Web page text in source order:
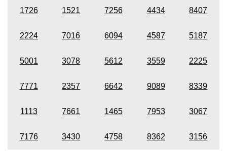
1726 1521 7256 4434 8407
2224 7016 6094 4587 5187
5001 3078 5612 3559 2225
7771 2357 6642 9089 8339
1113 7661 1465 7953 3067
7176 3430 4758 8362 3156